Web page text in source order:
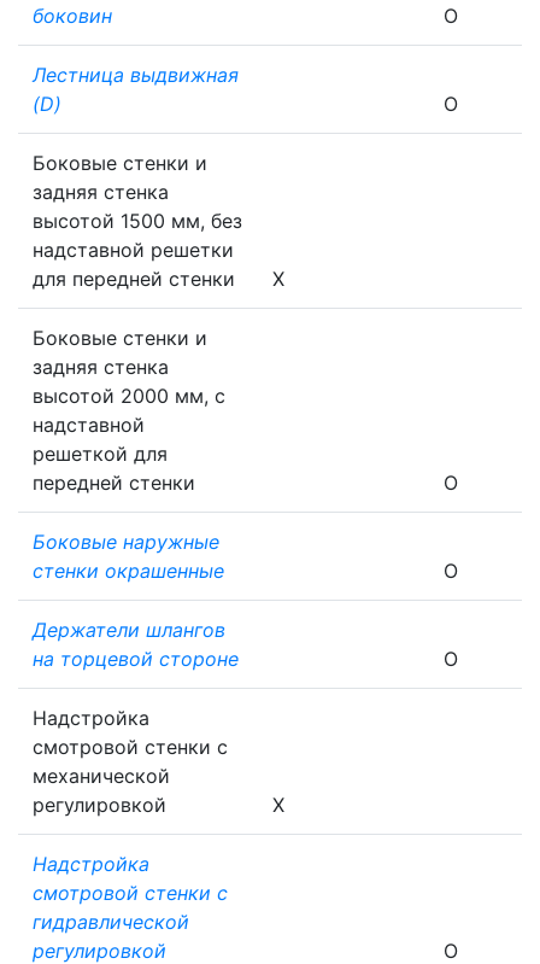
боковин
O
Лестница выдвижная
(D)
O
Боковые стенки и
задняя стенка
высотой 1500 мм, без
надставной решетки
для передней стенки
X
Боковые стенки и
задняя стенка
высотой 2000 мм, с
надставной
решеткой для
передней стенки
O
Боковые наружные
стенки окрашенные
O
Держатели шлангов
на торцевой стороне
O
Надстройка
смотровой стенки с
механической
регулировкой
X
Надстройка
смотровой стенки с
гидравлической
регулировкой
O